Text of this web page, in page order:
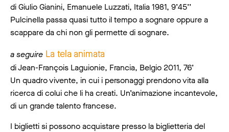
di Giulio Gianini, Emanuele Luzzati, Italia 1981, 9’45’’
Pulcinella passa quasi tutto il tempo a sognare oppure a
scappare da chi non gli permette di sognare.
a seguire La tela animata
di Jean-François Laguionie, Francia, Belgio 2011, 76’
Un quadro vivente, in cui i personaggi prendono vita alla
ricerca di colui che li ha creati. Un’animazione incantevole,
di un grande talento francese.
I biglietti si possono acquistare presso la biglietteria del